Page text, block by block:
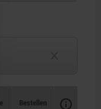
Bestellen